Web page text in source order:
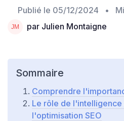
Publié le 05/12/2024 •
par Julien Montaigne
Sommaire
Comprendre
Le rôle de
l'optimisation SEO